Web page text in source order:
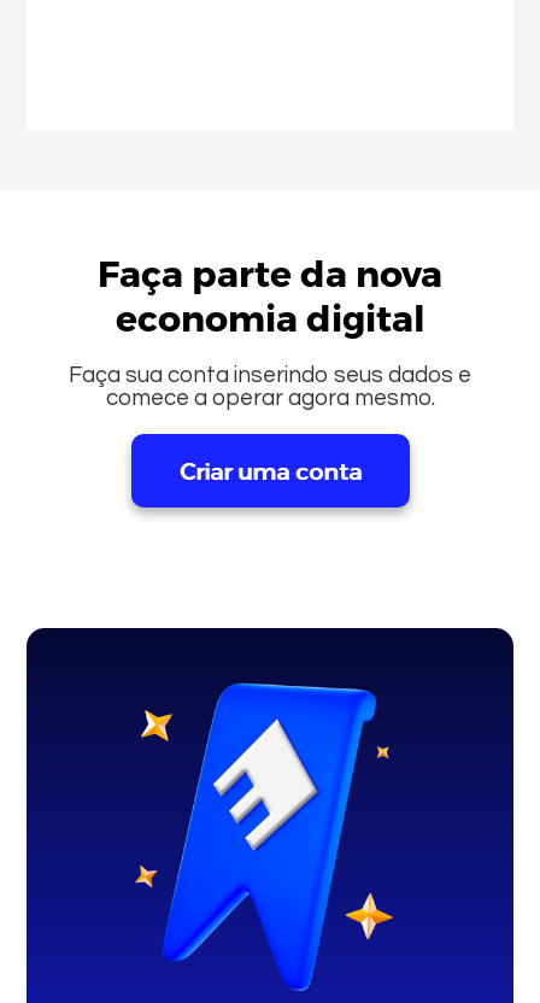
Faça parte da nova
economia digital
Faça sua conta inserindo seus dados e
comece a operar agora mesmo.
Criar uma conta